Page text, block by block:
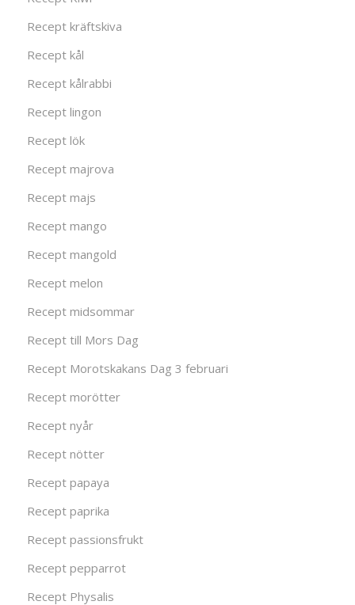
Recept kräftskiva
Recept kål
Recept kålrabbi
Recept lingon
Recept lök
Recept majrova
Recept majs
Recept mango
Recept mangold
Recept melon
Recept midsommar
Recept till Mors Dag
Recept Morotskakans Dag 3 februari
Recept morötter
Recept nyår
Recept nötter
Recept papaya
Recept paprika
Recept passionsfrukt
Recept pepparrot
Recept Physalis